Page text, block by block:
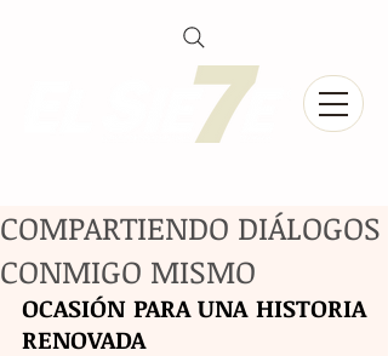
COMPARTIENDO DIÁLOGOS
CONMIGO MISMO
OCASIÓN PARA UNA HISTORIA
RENOVADA